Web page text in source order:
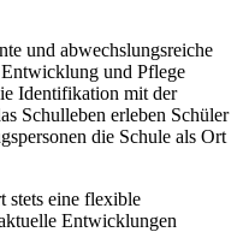
und abwechslungsreiche
und Pflege
Identifikation mit der
Schulleben erleben Schüler
die Schule als Ort
stets eine flexible
Entwicklungen